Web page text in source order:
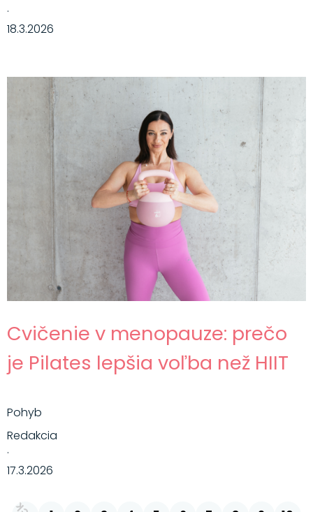
·
18.3.2026
Cvičenie v menopauze: prečo
je Pilates lepšia voľba než HIIT
Pohyb
Redakcia
·
17.3.2026